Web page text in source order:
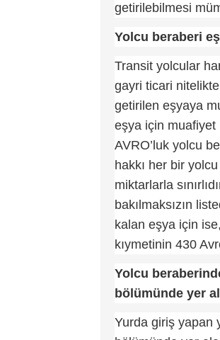
getirilebilmesi
Yolcu beraberi
Transit yolcular
gayri ticari
getirilen eşyaya
eşya için muafiyet
AVRO’luk yolcu
hakkı her bir
miktarlarla
bakılmaksızın
kalan eşya için
kıymetinin 430
Yolcu
bölümünde yer
Yurda giriş yapan